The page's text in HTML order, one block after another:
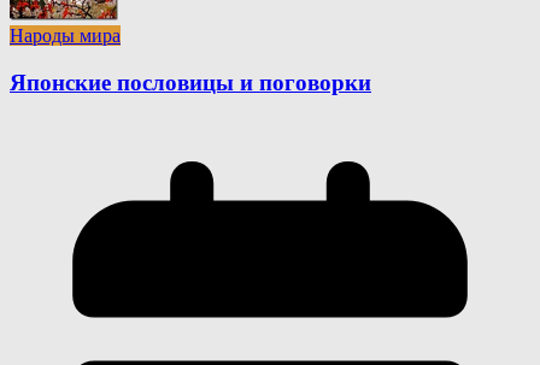
Народы мира
Японские пословицы и поговорки